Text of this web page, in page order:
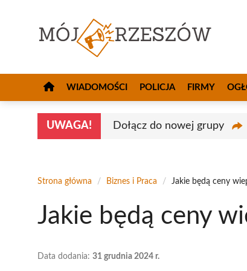
WIADOMOŚCI POLICJA FIRMY
UWAGA! Dołącz do nowej grupy
Strona główna / Biznes i Praca / Jakie będą ceny
Jakie będą ceny
Data dodania: 31 grudnia 2024 r.